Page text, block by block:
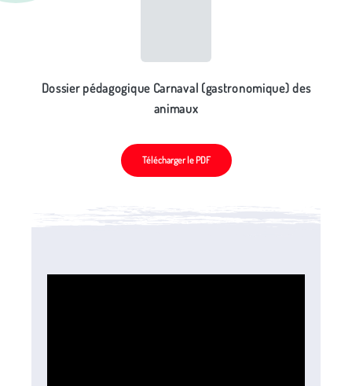
Dossier pédagogique Carnaval (gastronomique) des
animaux
Télécharger le PDF